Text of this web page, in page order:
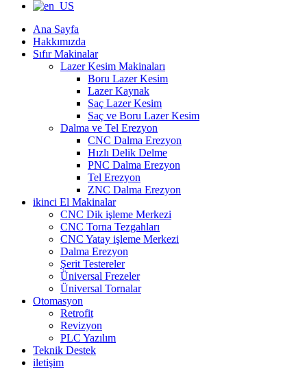
Ana Sayfa
Hakkımızda
Sıfır Makinalar
Lazer Kesim Makinaları
Boru Lazer Kesim
Lazer Kaynak
Saç Lazer Kesim
Saç ve Boru Lazer Kesim
Dalma ve Tel Erezyon
CNC Dalma Erezyon
Hızlı Delik Delme
PNC Dalma Erezyon
Tel Erezyon
ZNC Dalma Erezyon
ikinci El Makinalar
CNC Dik işleme Merkezi
CNC Torna Tezgahları
CNC Yatay işleme Merkezi
Dalma Erezyon
Şerit Testereler
Üniversal Frezeler
Üniversal Tornalar
Otomasyon
Retrofit
Revizyon
PLC Yazılım
Teknik Destek
iletişim